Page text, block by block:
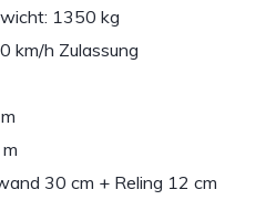
1350 kg
km/h Zulassung
30 cm + Reling 12 cm